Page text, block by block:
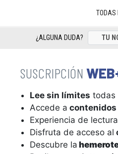
TODAS
¿ALGUNA DUDA?
Lee sin límites todas
Accede a
Experiencia de lectura
Disfruta de acceso al
Descubre la